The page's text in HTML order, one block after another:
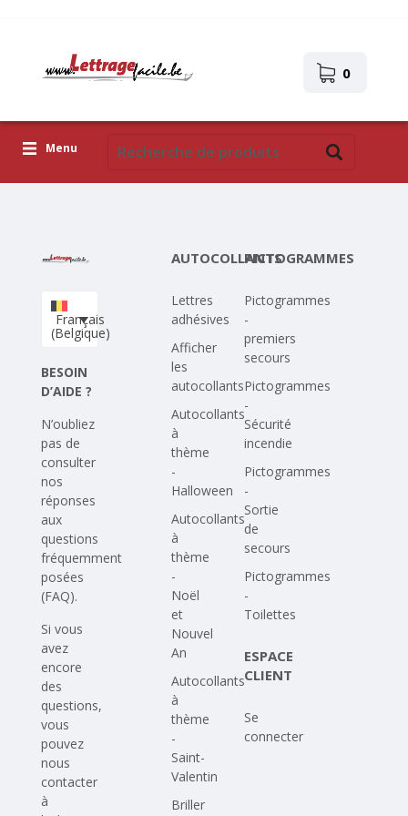
0
Menu
Téléchargez votre propre conception
Corona Covid-19
Français
(Belgique)
BESOIN
D’AIDE ?
N’oubliez
pas de
consulter
nos
réponses
aux
questions
fréquemment
posées
(FAQ).
Si vous
avez
encore
des
questions,
vous
pouvez
nous
contacter
à
AUTOCOLLANTS
Lettres
adhésives
Afficher
les
autocollants
Autocollants
à
thème
-
Halloween
Autocollants
à
thème
-
Noël
et
Nouvel
An
Autocollants
à
thème
-
Saint-
Valentin
Briller
PICTOGRAMMES
Pictogrammes
-
premiers
secours
Pictogrammes
-
Sécurité
incendie
Pictogrammes
-
Sortie
de
secours
Pictogrammes
-
Toilettes
ESPACE
CLIENT
Se
connecter